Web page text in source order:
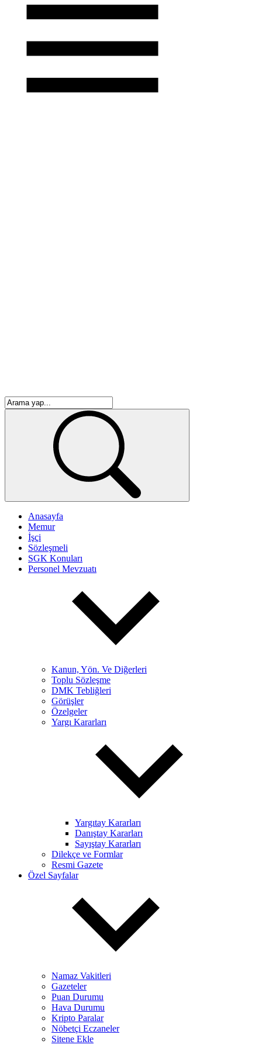
Anasayfa
Memur
İşçi
Sözleşmeli
SGK Konuları
Personel Mevzuatı
Kanun, Yön. Ve Diğerleri
Toplu Sözleşme
DMK Tebliğleri
Görüşler
Özelgeler
Yargı Kararları
Yargıtay Kararları
Danıştay Kararları
Sayıştay Kararları
Dilekçe ve Formlar
Resmi Gazete
Özel Sayfalar
Namaz Vakitleri
Gazeteler
Puan Durumu
Hava Durumu
Kripto Paralar
Nöbetçi Eczaneler
Sitene Ekle